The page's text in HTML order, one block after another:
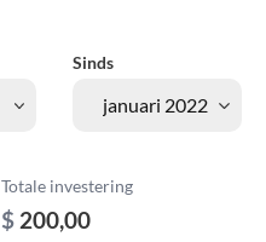
Sinds
Totale investering
$ 200,00